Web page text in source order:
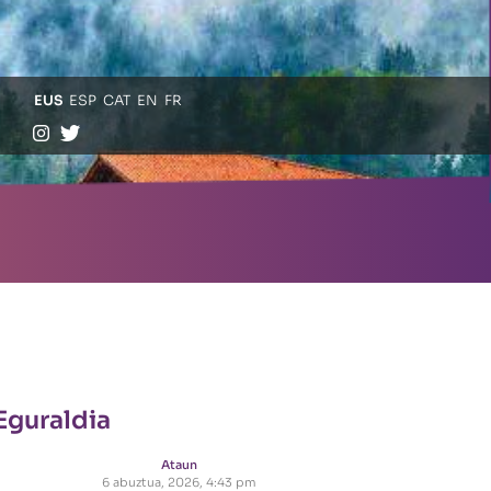
EUS ESP CAT EN FR
Ataun
6 abuztua, 2026, 4:43 pm